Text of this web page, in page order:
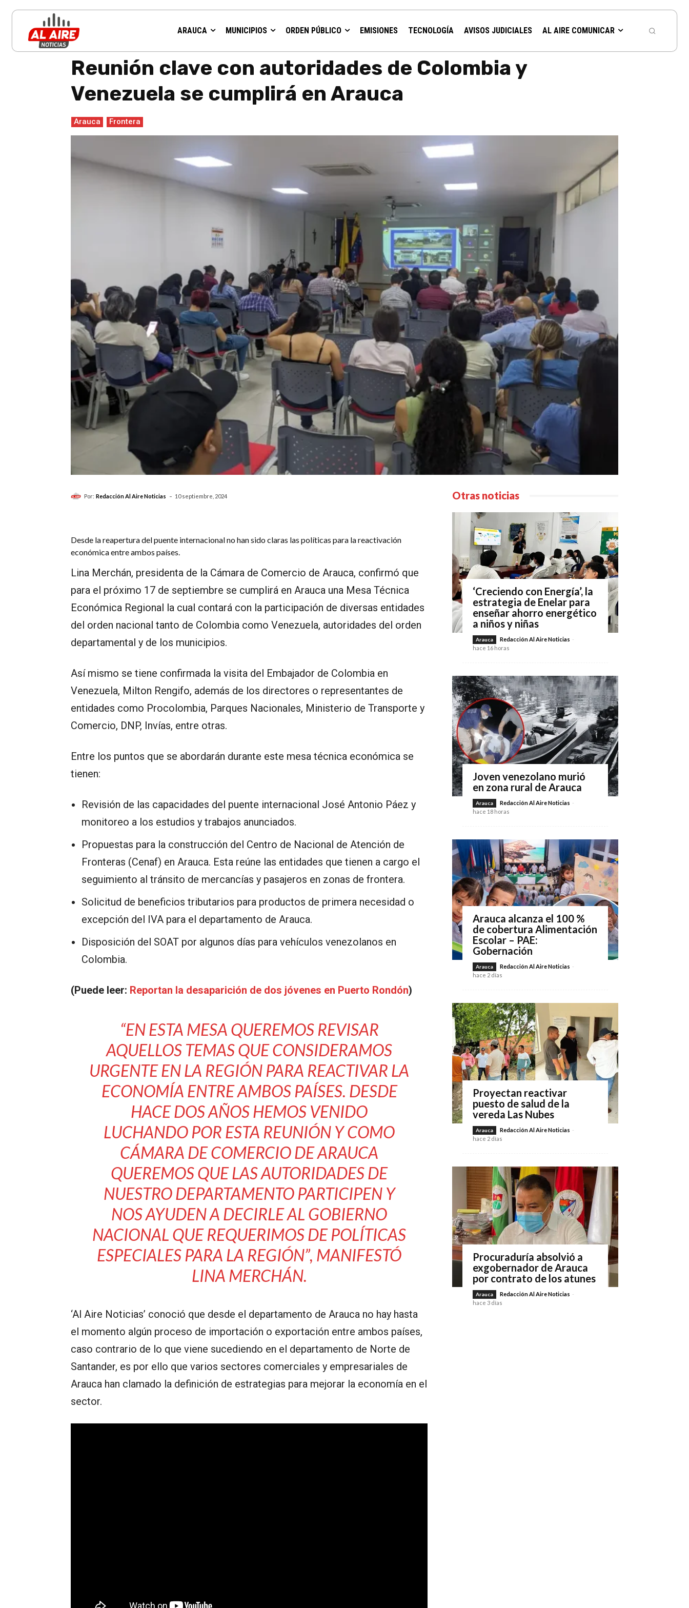
ARAUCA MUNICIPIOS ORDEN PÚBLICO EMISIONES TECNOLOGÍA AVISOS JUDICIALES AL AIRE COMUNICAR
Inicio
Reunión clave con autoridades de Colombia y
Venezuela se cumplirá en Arauca
Arauca Frontera
Por: Redacción Al Aire Noticias - 10 septiembre, 2024
Desde la reapertura del puente internacional no han sido claras las políticas para la reactivación
económica entre ambos países.
Lina Merchán, presidenta de la Cámara de Comercio de Arauca, confirmó que
para el próximo 17 de septiembre se cumplirá en Arauca una Mesa Técnica
Económica Regional la cual contará con la participación de diversas entidades
del orden nacional tanto de Colombia como Venezuela, autoridades del orden
departamental y de los municipios.
Así mismo se tiene confirmada la visita del Embajador de Colombia en
Venezuela, Milton Rengifo, además de los directores o representantes de
entidades como Procolombia, Parques Nacionales, Ministerio de Transporte y
Comercio, DNP, Invías, entre otras.
Entre los puntos que se abordarán durante este mesa técnica económica se
tienen:
Revisión de las capacidades del puente internacional José Antonio Páez y
monitoreo a los estudios y trabajos anunciados.
Propuestas para la construcción del Centro de Nacional de Atención de
Fronteras (Cenaf) en Arauca. Esta reúne las entidades que tienen a cargo el
seguimiento al tránsito de mercancías y pasajeros en zonas de frontera.
Solicitud de beneficios tributarios para productos de primera necesidad o
excepción del IVA para el departamento de Arauca.
Disposición del SOAT por algunos días para vehículos venezolanos en
Colombia.
(Puede leer: Reportan la desaparición de dos jóvenes en Puerto Rondón)
“EN ESTA MESA QUEREMOS REVISAR
AQUELLOS TEMAS QUE CONSIDERAMOS
URGENTE EN LA REGIÓN PARA REACTIVAR LA
ECONOMÍA ENTRE AMBOS PAÍSES. DESDE
HACE DOS AÑOS HEMOS VENIDO
LUCHANDO POR ESTA REUNIÓN Y COMO
CÁMARA DE COMERCIO DE ARAUCA
QUEREMOS QUE LAS AUTORIDADES DE
NUESTRO DEPARTAMENTO PARTICIPEN Y
NOS AYUDEN A DECIRLE AL GOBIERNO
NACIONAL QUE REQUERIMOS DE POLÍTICAS
ESPECIALES PARA LA REGIÓN”, MANIFESTÓ
LINA MERCHÁN.
‘Al Aire Noticias’ conoció que desde el departamento de Arauca no hay hasta
el momento algún proceso de importación o exportación entre ambos países,
caso contrario de lo que viene sucediendo en el departamento de Norte de
Santander, es por ello que varios sectores comerciales y empresariales de
Arauca han clamado la definición de estrategias para mejorar la economía en el
sector.
Otras noticias
‘Creciendo con Energía’, la
estrategia de Enelar para
enseñar ahorro energético
a niños y niñas
Arauca Redacción Al Aire Noticias -
hace 16 horas
Joven venezolano murió
en zona rural de Arauca
Arauca Redacción Al Aire Noticias -
hace 18 horas
Arauca alcanza el 100 %
de cobertura Alimentación
Escolar – PAE:
Gobernación
Arauca Redacción Al Aire Noticias -
hace 2 días
Proyectan reactivar
puesto de salud de la
vereda Las Nubes
Arauca Redacción Al Aire Noticias -
hace 2 días
Procuraduría absolvió a
exgobernador de Arauca
por contrato de los atunes
Arauca Redacción Al Aire Noticias -
hace 3 días